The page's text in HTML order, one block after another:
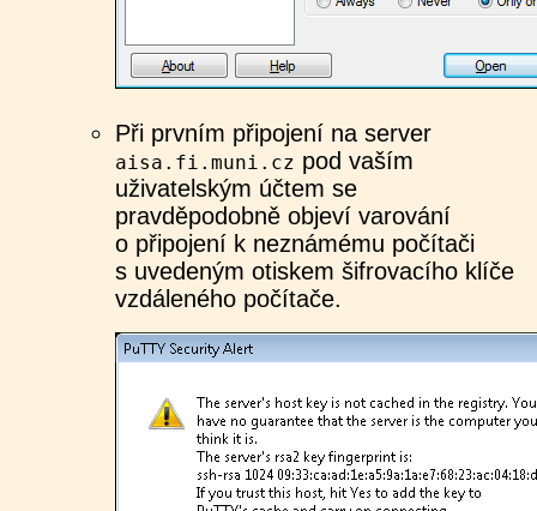
Při prvním připojení na server
aisa.fi.muni.cz pod vaším
uživatelským účtem se
pravděpodobně objeví varování
o připojení k neznámému počítači
s uvedeným otiskem šifrovacího klíče
vzdáleného počítače.